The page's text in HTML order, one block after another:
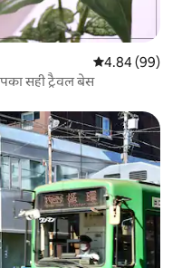
औसत रेटिंग 5 में
4.84 (99)
सही ट्रैवल बेस